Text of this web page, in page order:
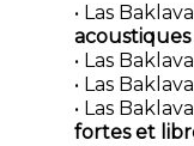
• Las
• Las
• Las
• Las
fortes et